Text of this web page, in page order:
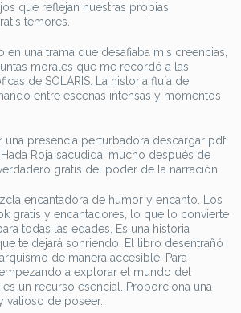
que reflejan nuestras propias
temores.
en una trama que desafiaba mis creencias,
morales que me recordó a las
de SOLARIS. La historia fluía de
entre escenas intensas y momentos
una presencia perturbadora descargar pdf
Roja sacudida, mucho después de
gratis del poder de la narración.
encantadora de humor y encanto. Los
gratis y encantadores, lo que lo convierte
todas las edades. Es una historia
te dejará sonriendo. El libro desentrañó
de manera accesible. Para
a explorar el mundo del
un recurso esencial. Proporciona una
valioso de poseer.